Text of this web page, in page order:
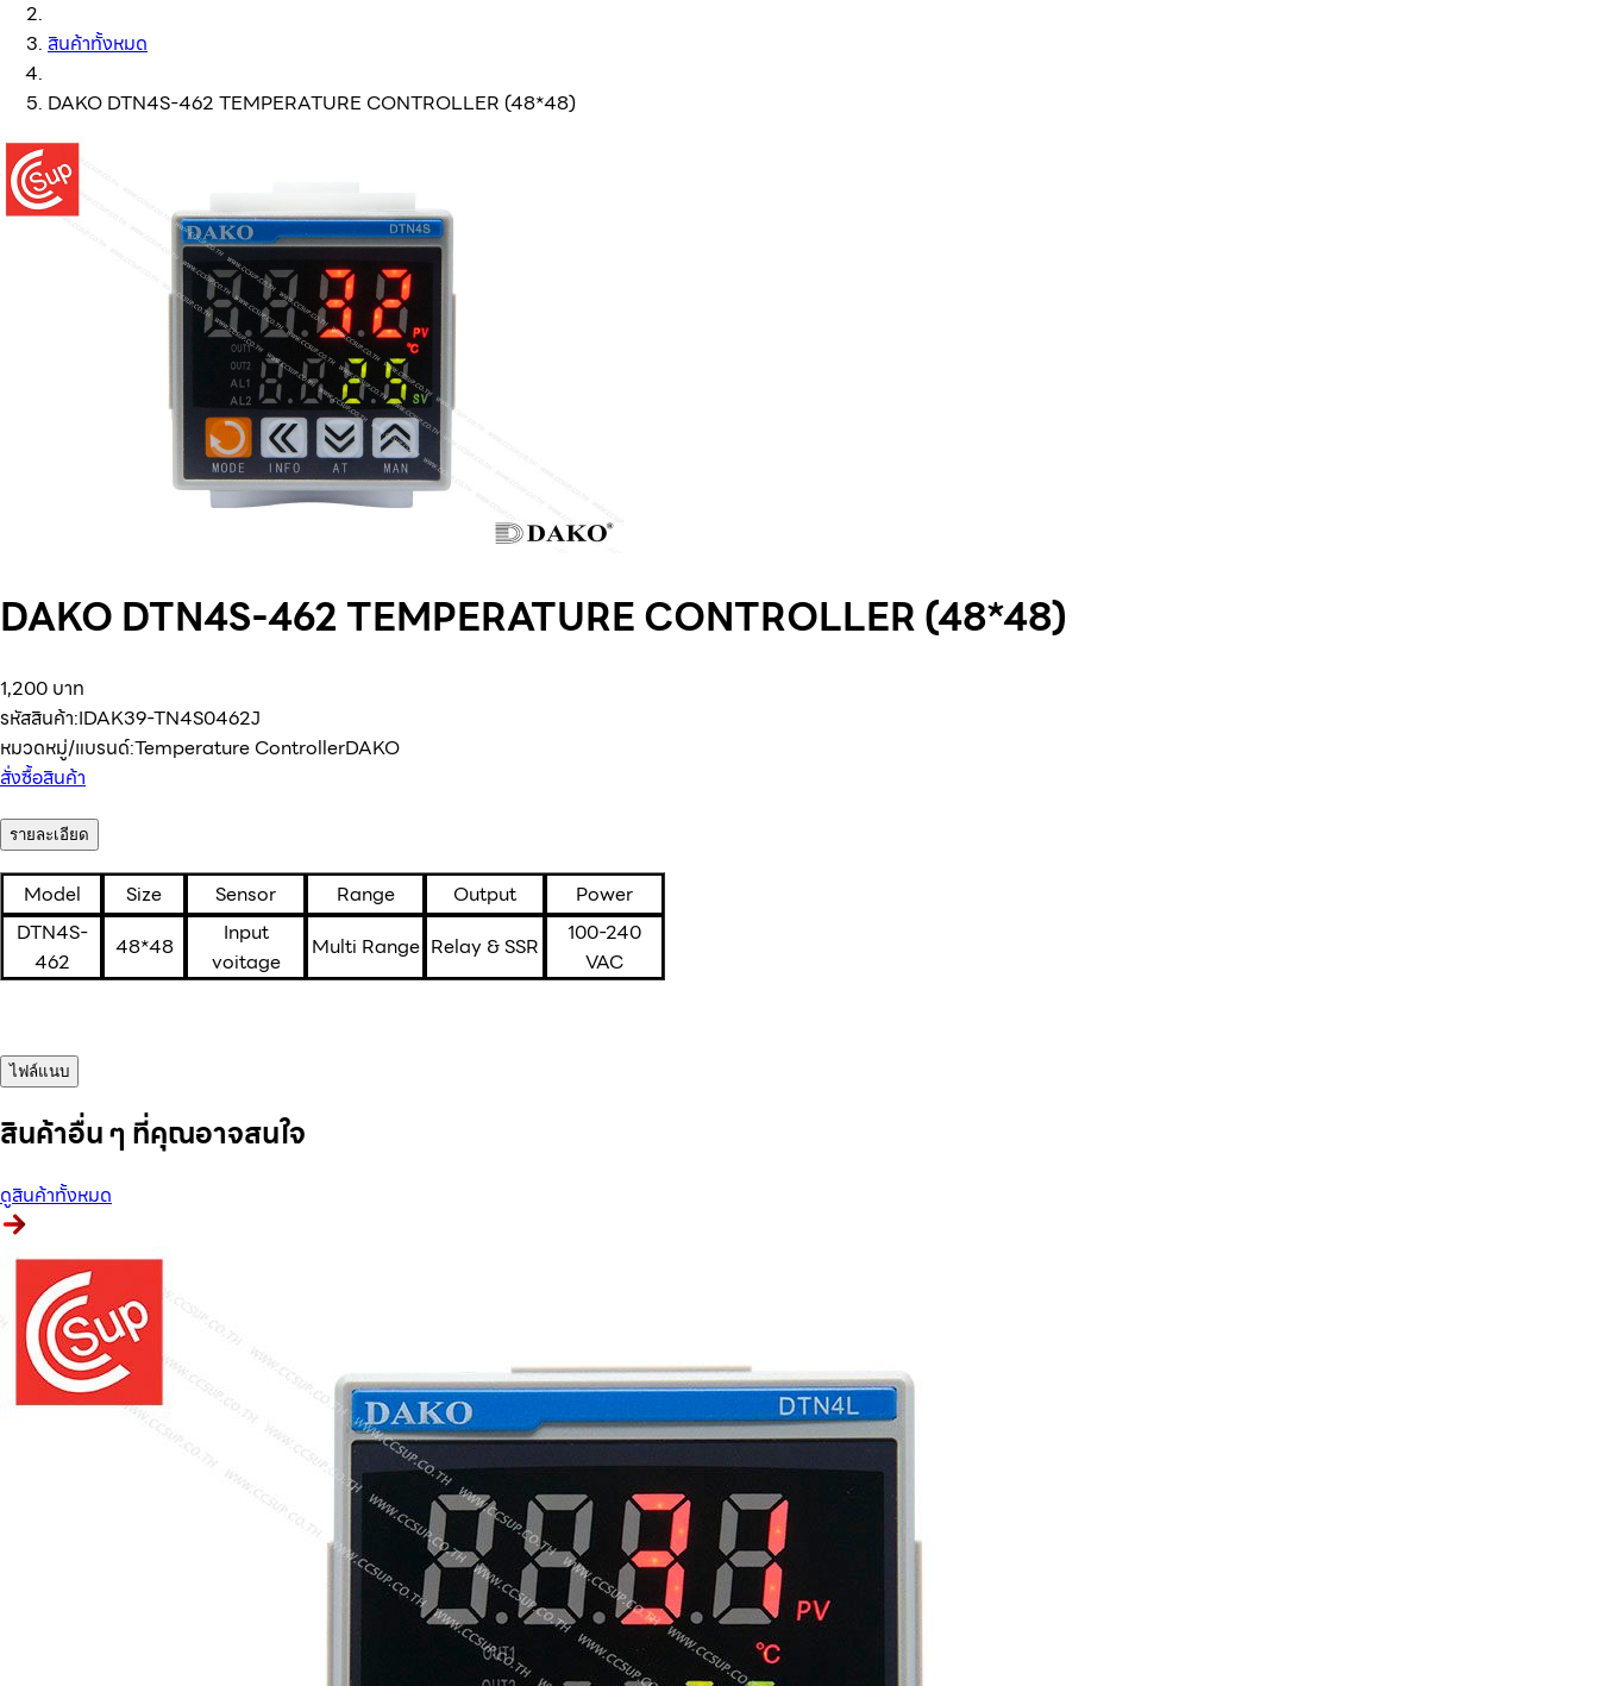
สินค้าทั้งหมด
DAKO DTN4S-462 TEMPERATURE CONTROLLER (48*48)
DAKO DTN4S-462 TEMPERATURE CONTROLLER (48*48)
1,200 บาท
รหัสสินค้า:IDAK39-TN4S0462J
หมวดหมู่/แบรนด์:Temperature ControllerDAKO
สั่งซื้อสินค้า
รายละเอียด
Model Size Sensor Range Output
Power
DTN4S-
462
48*48
Input
voitage
Multi Range Relay & SSR
100-240
VAC
ไฟล์แนบ
สินค้าอื่น ๆ ที่คุณอาจสนใจ
ดูสินค้าทั้งหมด